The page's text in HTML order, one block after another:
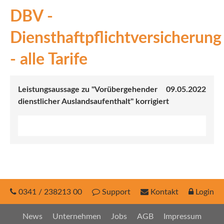
INEX
Sach
Leben
Investment
DBV -
Diensthaftpflichtversicherung
- alle Tarife
09.05.2022
Leistungsaussage zu "Vorübergehender
dienstlicher Auslandsaufenthalt" korrigiert
0341 / 238213 00 Support Kontakt Login
News Unternehmen Jobs AGB Impressum